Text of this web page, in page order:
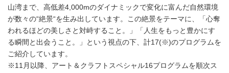
山湾まで、高低差4,000mのダイナミックで変化に富んだ自然環境
が数々の“絶景“を生み出しています。この絶景をテーマに、「心奪
われるほどの美しさと対峙すること。」「人生をもっと豊かにす
る瞬間と出会うこと。」という視点の下、計17(※)のプログラムを
ご紹介しています。
※11月以降、アート＆クラフトスペシャル16プログラムを順次ス